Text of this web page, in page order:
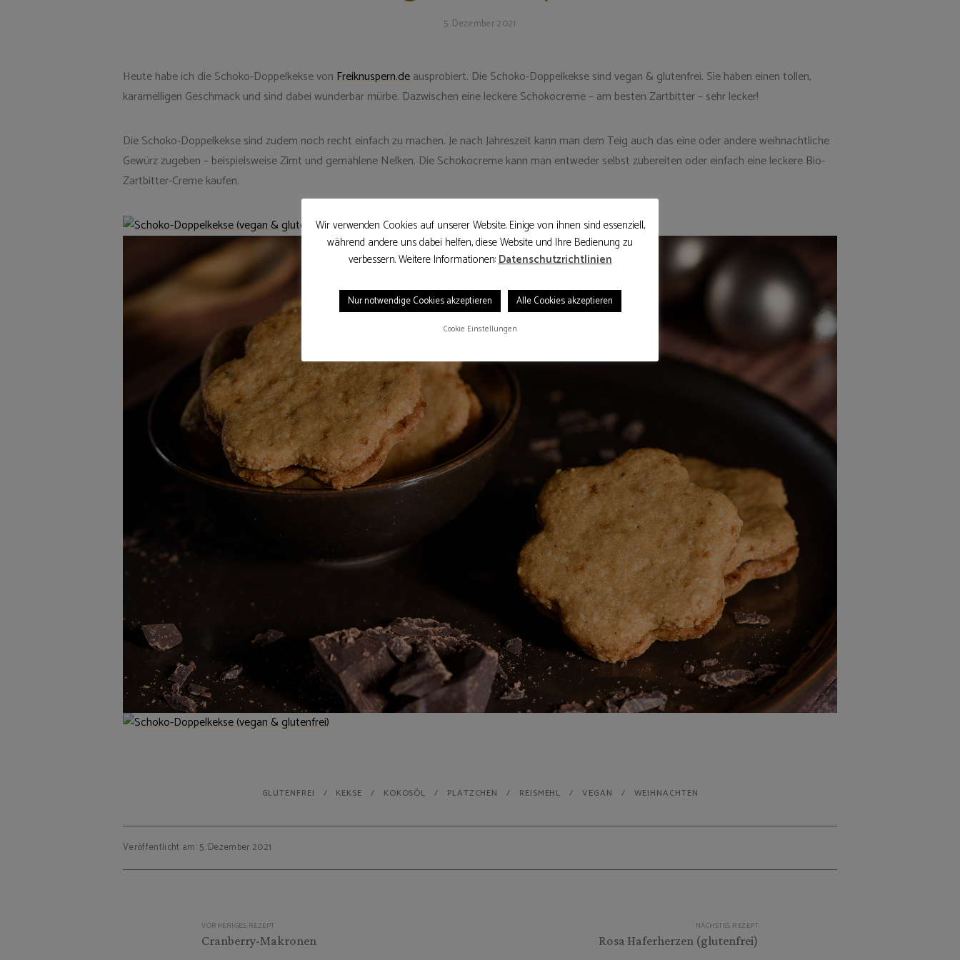
5. Dezember 2021
Heute habe ich die Schoko-Doppelkekse vonFreiknuspern.deausprobiert. Die Schoko-Doppelkekse sind vegan & glutenfrei. Sie haben einen tollen,
karamelligen Geschmack und sind dabei wunderbar mürbe. Dazwischen eine leckere Schokocreme – am besten Zartbitter – sehr lecker!
Die Schoko-Doppelkekse sind zudem noch recht einfach zu machen. Je nach Jahreszeit kann man dem Teig auch das eine oder andere weihnachtliche
Gewürz zugeben – beispielsweise Zimt und gemahlene Nelken. Die Schokocreme kann man entweder selbst zubereiten oder einfach eine leckere Bio-
Zartbitter-Creme kaufen.
GLUTENFREI KEKSE KOKOSÖL PLÄTZCHEN REISMEHL VEGAN WEIHNACHTEN
Veröffentlicht am: 5. Dezember 2021
VORHERIGES REZEPT
Cranberry-Makronen
NÄCHSTES REZEPT
Rosa Haferherzen (glutenfrei)
Wir verwenden Cookies auf unserer Website. Einige von ihnen sind essenziell,
während andere uns dabei helfen, diese Website und Ihre Bedienung zu
verbessern. Weitere Informationen:Datenschutzrichtlinien
Nur notwendige Cookies akzeptieren Alle Cookies akzeptieren
Cookie Einstellungen